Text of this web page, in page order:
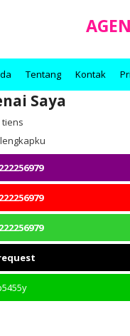
Tentang Kontak
Saya